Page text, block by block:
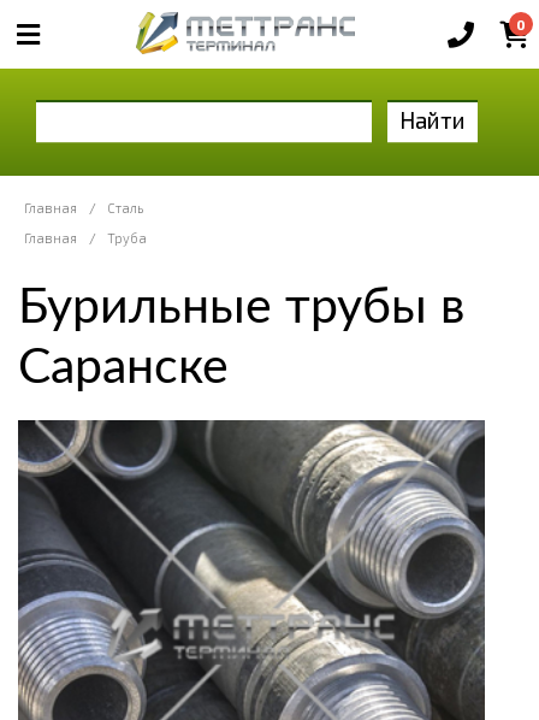
0
Найти
Главная /
Сталь
Главная
/ Труба
Бурильные трубы в
Саранске